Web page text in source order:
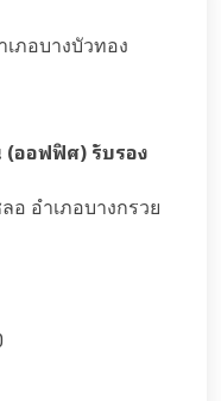
ภอบางบัวทอง
(ออฟฟิศ) รับรอง
อ อำเภอบางกรวย